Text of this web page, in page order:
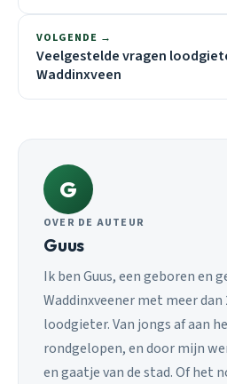
VOLGENDE →
Veelgestelde vragen
Waddinxveen
G
OVER DE AUTEUR
Guus
Ik ben Guus, een geboren en
Waddinxveener met meer
loodgieter. Van jongs af aan
rondgelopen, en door mijn
en gaatje van de stad. Of het